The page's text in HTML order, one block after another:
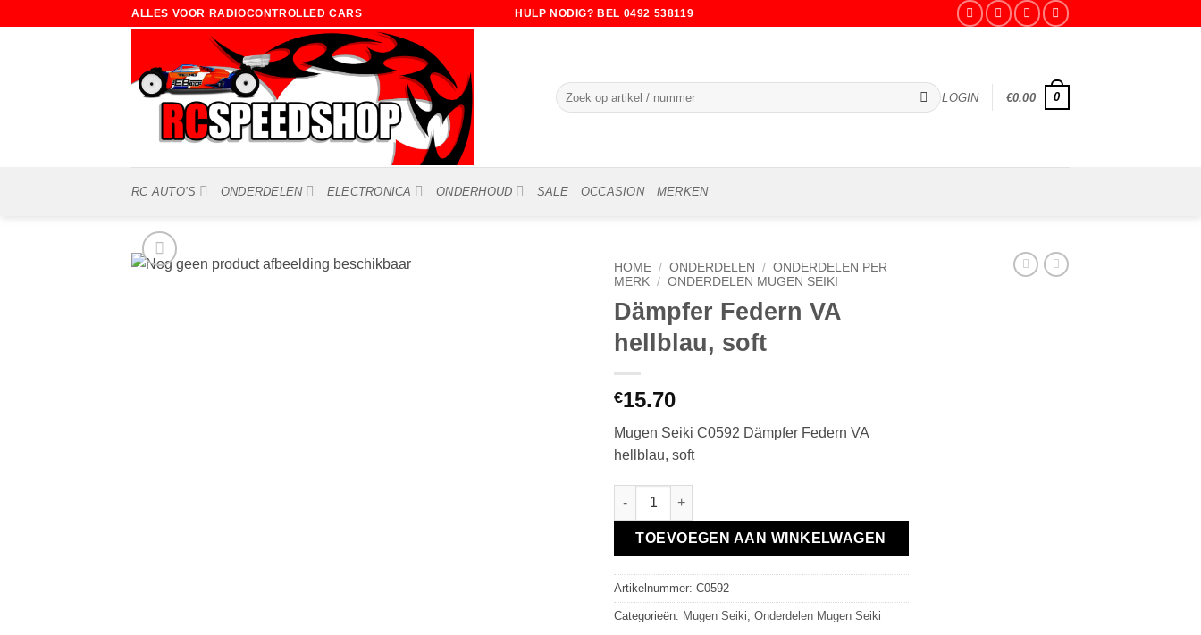
ALLES VOOR RADIOCONTROLLED CARS HULP NODIG? BEL 0492 538119
Zoeken
naar:
LOGIN €0.00 0
RC AUTO’S ONDERDELEN ELECTRONICA ONDERHOUD SALE OCCASION MERKEN
HOME / ONDERDELEN / ONDERDELEN PER
MERK / ONDERDELEN MUGEN SEIKI
Dämpfer Federn VA
hellblau, soft
€15.70
Mugen Seiki C0592 Dämpfer Federn VA
hellblau, soft
Dämpfer Federn VA hellblau, soft aantal
TOEVOEGEN AAN WINKELWAGEN
Artikelnummer: C0592
Categorieën: Mugen Seiki Onderdelen Mugen Seiki